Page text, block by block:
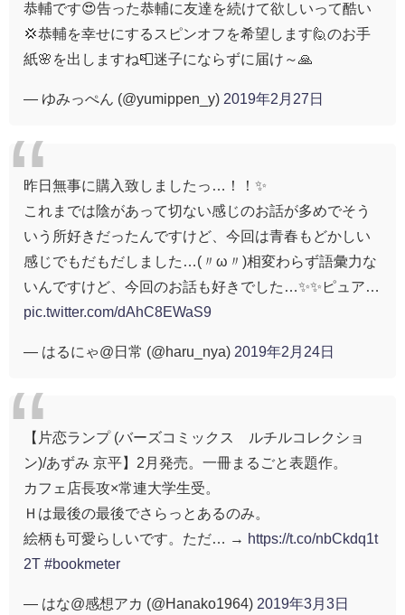
恭輔です😍告った恭輔に友達を続けて欲しいって酷い
💢恭輔を幸せにするスピンオフを希望します🙋のお手
紙🌸を出しますね📮迷子にならずに届け～🙏
— ゆみっぺん (@yumippen_y) 2019年2月27日
昨日無事に購入致しましたっ…！！✨
これまでは陰があって切ない感じのお話が多めでそう
いう所好きだったんですけど、今回は青春もどかしい
感じでもだもだしました…(〃ω〃)相変わらず語彙力な
いんですけど、今回のお話も好きでした…✨✨ピュア…
pic.twitter.com/dAhC8EWaS9
— はるにゃ@日常 (@haru_nya) 2019年2月24日
【片恋ランプ (バーズコミックス ルチルコレクショ
ン)/あずみ 京平】2月発売。一冊まるごと表題作。
カフェ店長攻×常連大学生受。
Ｈは最後の最後でさらっとあるのみ。
絵柄も可愛らしいです。ただ… → https://t.co/nbCkdq1t
2T #bookmeter
— はな@感想アカ (@Hanako1964) 2019年3月3日